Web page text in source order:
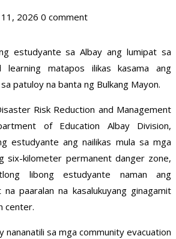
11, 2026 0 comment
estudyante sa Albay ang lumipat sa
learning matapos ilikas kasama ang
patuloy na banta ng Bulkang Mayon.
Risk Reduction and Management
of Education Albay Division,
estudyante ang nailikas mula sa mga
six-kilometer permanent danger zone,
libong estudyante naman ang
paaralan na kasalukuyang ginagamit
center.
nananatili sa mga community evacuation